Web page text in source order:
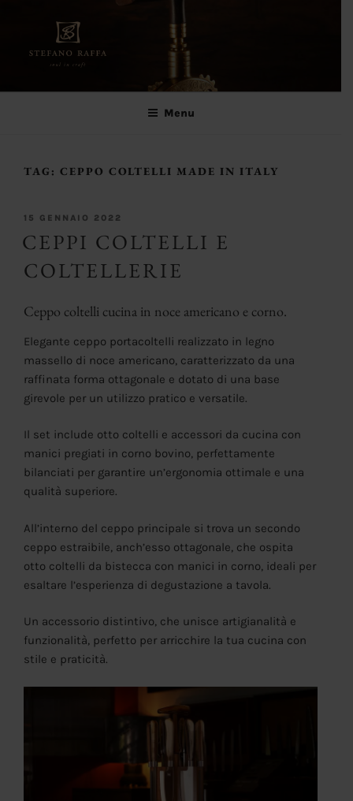
Stefano Raffa
Menu
TAG: CEPPO COLTELLI MADE IN ITALY
PUBBLICATO
15 GENNAIO 2022
CEPPI COLTELLI E
COLTELLERIE
Ceppo coltelli cucina in noce americano e corno.
Elegante ceppo portacoltelli realizzato in legno
massello di noce americano, caratterizzato da una
raffinata forma ottagonale e dotato di una base
girevole per un utilizzo pratico e versatile.
Il set include otto coltelli e accessori da cucina con
manici pregiati in corno bovino, perfettamente
bilanciati per garantire un’ergonomia ottimale e una
qualità superiore.
All’interno del ceppo principale si trova un secondo
ceppo estraibile, anch’esso ottagonale, che ospita
otto coltelli da bistecca con manici in corno, ideali per
esaltare l’esperienza di degustazione a tavola.
Un accessorio distintivo, che unisce artigianalità e
funzionalità, perfetto per arricchire la tua cucina con
stile e praticità.